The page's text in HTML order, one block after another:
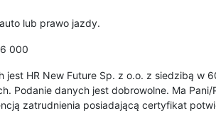
lub prawo jazdy.
000
jest HR New Future Sp. z o.o. z siedzibą w
Podanie danych jest dobrowolne. Ma
zatrudnienia posiadającą certyfikat